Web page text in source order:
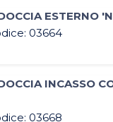
ESTERNO
03664
INCASSO
03668